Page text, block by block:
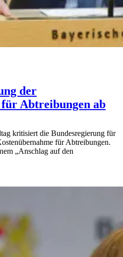
der
Abtreibungen ab
kritisiert die Bundesregierung für
für Abtreibungen.
„Anschlag auf den